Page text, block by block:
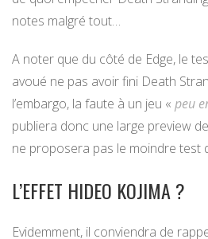
notes malgré tout…
A noter que du côté de Edge, le
avoué ne pas avoir fini Death
l’embargo, la faute à un jeu « peu
publiera donc une large preview
ne proposera pas le moindre test
L’EFFET HIDEO KOJIMA ?
Evidemment, il conviendra de